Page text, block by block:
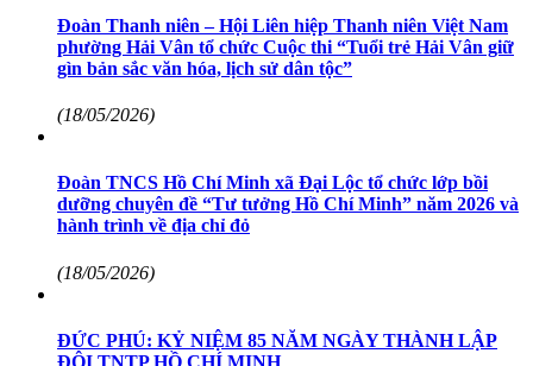
Đoàn Thanh niên – Hội Liên hiệp Thanh niên Việt Nam
phường Hải Vân tổ chức Cuộc thi “Tuổi trẻ Hải Vân giữ
gìn bản sắc văn hóa, lịch sử dân tộc”
(18/05/2026)
Đoàn TNCS Hồ Chí Minh xã Đại Lộc tổ chức lớp bồi
dưỡng chuyên đề “Tư tưởng Hồ Chí Minh” năm 2026 và
hành trình về địa chỉ đỏ
(18/05/2026)
ĐỨC PHÚ: KỶ NIỆM 85 NĂM NGÀY THÀNH LẬP
ĐỘI TNTP HỒ CHÍ MINH